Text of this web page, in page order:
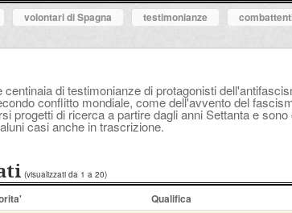
volontari di Spagna testimonianze
di testimonianze di protagonisti
conflitto mondiale, come dell'avvento del
progetti di ricerca a partire dagli anni Settanta e
casi anche in trascrizione.
(visualizzati da 1 a 20)
Qualifica